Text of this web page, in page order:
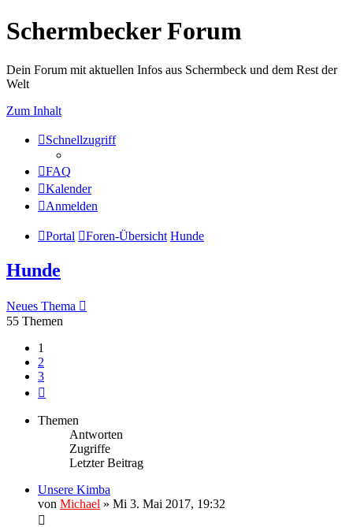
Schermbecker Forum
Dein Forum mit aktuellen Infos aus Schermbeck und dem Rest der
Welt
Zum Inhalt
Schnellzugriff
FAQ
Kalender
Anmelden
Portal Foren-Übersicht Hunde
Hunde
Neues Thema
55 Themen
1
2
3
Themen
Antworten
Zugriffe
Letzter Beitrag
Unsere Kimba
von Michael » Mi 3. Mai 2017, 19:32